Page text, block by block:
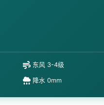
东风 3-4级
降水 0mm